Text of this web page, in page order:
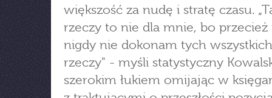
większość za nudę i stratę czasu.
rzeczy to nie dla mnie, bo przecież
nigdy nie dokonam tych
rzeczy" - myśli statystyczny
szerokim łukiem omijając w